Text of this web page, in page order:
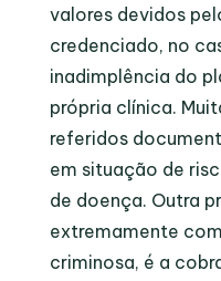
valores devidos
credenciado, no
inadimplência do
própria clínica.
referidos
em situação de
de doença. Outra
extremamente
criminosa, é a